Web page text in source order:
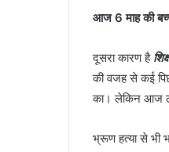
आज 6 माह की
दूसरा कारण है
की वजह से कई
का। लेकिन आज
भ्रूण हत्या से भी